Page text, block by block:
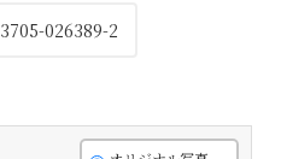
3705-026389-2